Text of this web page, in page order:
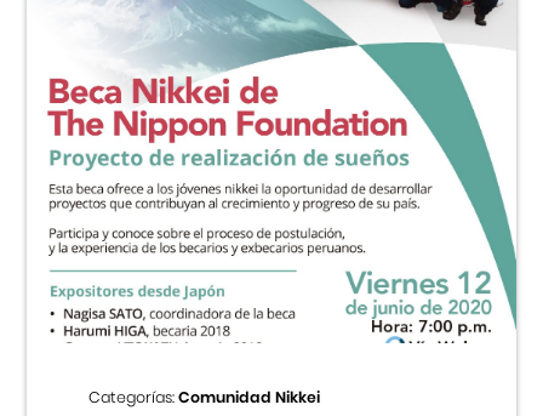
Categorías:Comunidad Nikkei